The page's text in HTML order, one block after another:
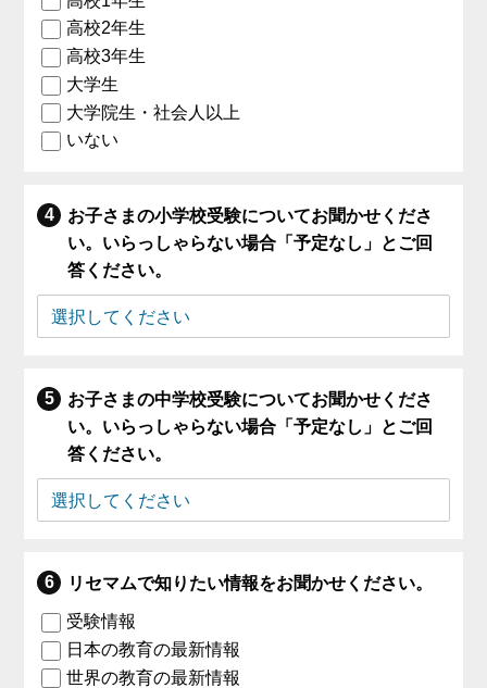
高校2年生
高校3年生
大学生
大学院生・社会人以上
いない
お子さまの小学校受験についてお聞かせくださ
い。いらっしゃらない場合「予定なし」とご回
答ください。
お子さまの中学校受験についてお聞かせくださ
い。いらっしゃらない場合「予定なし」とご回
答ください。
リセマムで知りたい情報をお聞かせください。
受験情報
日本の教育の最新情報
世界の教育の最新情報